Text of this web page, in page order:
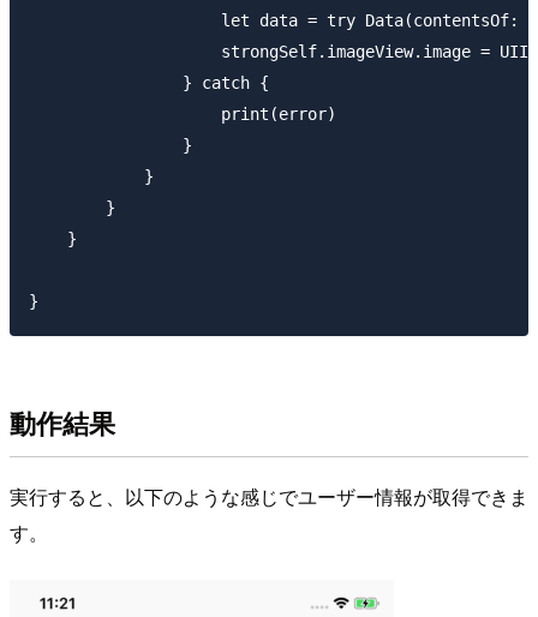
let data = try Data(contentsOf:
strongSelf.imageView.image =
                } catch {
                    print(error)
                }
            }
        }
    }
動作結果
実行すると、以下のような感じでユーザー情報が取得できま
す。